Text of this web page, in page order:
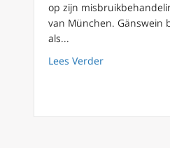
op zijn
van München. Gänswein
als...
Lees Verderabout